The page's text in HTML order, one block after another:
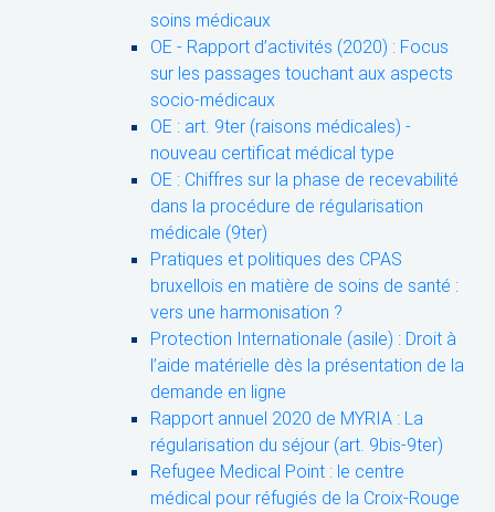
soins médicaux
OE - Rapport d’activités (2020) : Focus
sur les passages touchant aux aspects
socio-médicaux
OE : art. 9ter (raisons médicales) -
nouveau certificat médical type
OE : Chiffres sur la phase de recevabilité
dans la procédure de régularisation
médicale (9ter)
Pratiques et politiques des CPAS
bruxellois en matière de soins de santé :
vers une harmonisation ?
Protection Internationale (asile) : Droit à
l’aide matérielle dès la présentation de la
demande en ligne
Rapport annuel 2020 de MYRIA : La
régularisation du séjour (art. 9bis-9ter)
Refugee Medical Point : le centre
médical pour réfugiés de la Croix-Rouge